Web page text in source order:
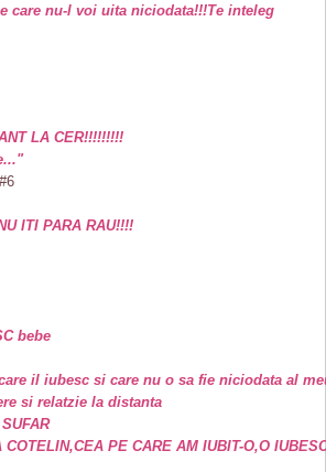
care nu-l voi uita niciodata!!!Te inteleg
LA CER!!!!!!!!!
ITI PARA RAU!!!!
bebe
il iubesc si care nu o sa fie niciodata al
si relatzie la distanta
COTELIN,CEA PE CARE AM IUBIT-O,O